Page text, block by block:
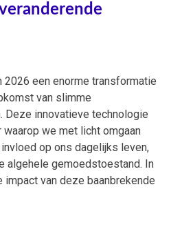
een enorme transformatie
van slimme
Deze innovatieve technologie
we met licht omgaan
op ons dagelijks leven,
algehele gemoedstoestand. In
van deze baanbrekende